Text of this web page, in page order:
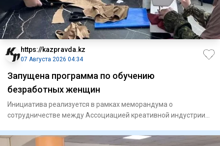
https://kazpravda.kz
07 Августа 2026 04:34
Запущена программа по обучению
безработных женщин
Инициатива реализуется в рамках меморандума о
сотрудничестве между Ассоциацией креативной индустрии